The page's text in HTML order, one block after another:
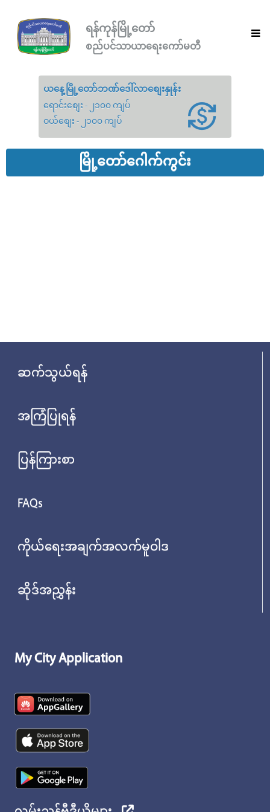
ရန်ကုန်မြို့တော်
စည်ပင်သာယာရေးကော်မတီ
ယနေ့မြို့တော်ဘဏ်ဒေါ်လာစျေးနှုန်း
ရောင်းစျေး - ၂၁၀၀ ကျပ်
ဝယ်စျေး - ၂၁၀၀ ကျပ်
မြို့တော်ဂေါက်ကွင်း
ဆက်သွယ်ရန်
အကြံပြုရန်
ပြန်ကြားစာ
FAQs
ကိုယ်ရေးအချက်အလက်မူဝါဒ
ဆိုဒ်အညွှန်း
My City Application